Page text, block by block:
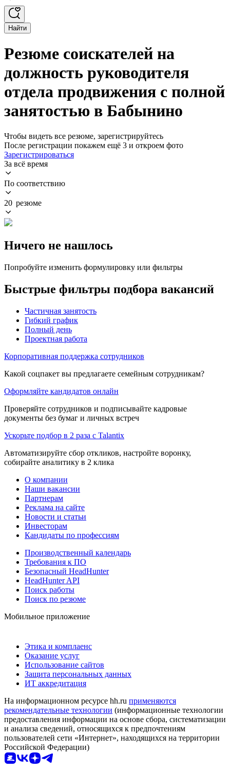
Найти
Резюме соискателей на
должность руководителя
отдела продвижения с полной
занятостью в Бабынино
Чтобы видеть все резюме, зарегистрируйтесь
После регистрации покажем ещё 3 и откроем фото
Зарегистрироваться
За всё время
По соответствию
20 резюме
Ничего не нашлось
Попробуйте изменить формулировку или фильтры
Быстрые фильтры подбора вакансий
Частичная занятость
Гибкий график
Полный день
Проектная работа
Корпоративная поддержка сотрудников
Какой соцпакет вы предлагаете семейным сотрудникам?
Оформляйте кандидатов онлайн
Проверяйте сотрудников и подписывайте кадровые
документы без бумаг и личных встреч
Ускорьте подбор в 2 раза с Talantix
Автоматизируйте сбор откликов, настройте воронку,
собирайте аналитику в 2 клика
О компании
Наши вакансии
Партнерам
Реклама на сайте
Новости и статьи
Инвесторам
Кандидаты по профессиям
Производственный календарь
Требования к ПО
Безопасный HeadHunter
HeadHunter API
Поиск работы
Поиск по резюме
Мобильное приложение
Этика и комплаенс
Оказание услуг
Использование сайтов
Защита персональных данных
ИТ аккредитация
На информационном ресурсе hh.ru применяются
рекомендательные технологии (информационные технологии
предоставления информации на основе сбора, систематизации
и анализа сведений, относящихся к предпочтениям
пользователей сети «Интернет», находящихся на территории
Российской Федерации)